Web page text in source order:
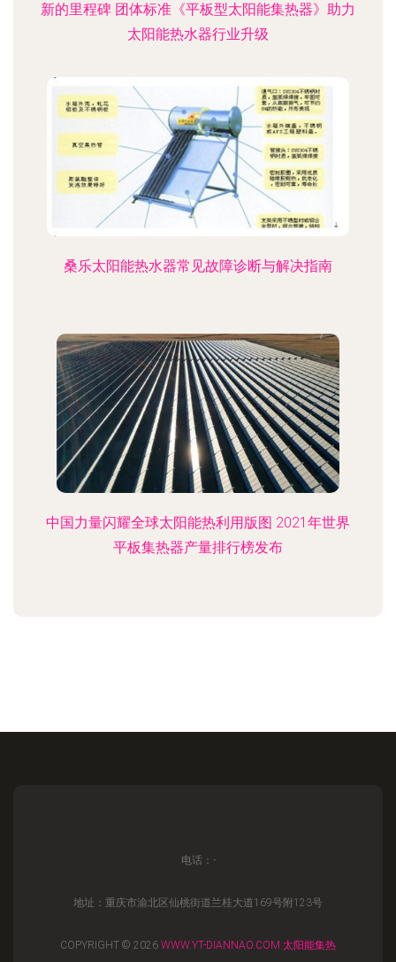
新的里程碑 团体标准《平板型太阳能集热器》助力
太阳能热水器行业升级
桑乐太阳能热水器常见故障诊断与解决指南
中国力量闪耀全球太阳能热利用版图 2021年世界
平板集热器产量排行榜发布
电话：-
地址：重庆市渝北区仙桃街道兰桂大道169号附123号
COPYRIGHT © 2026 WWW.YT-DIANNAO.COM 太阳能集热